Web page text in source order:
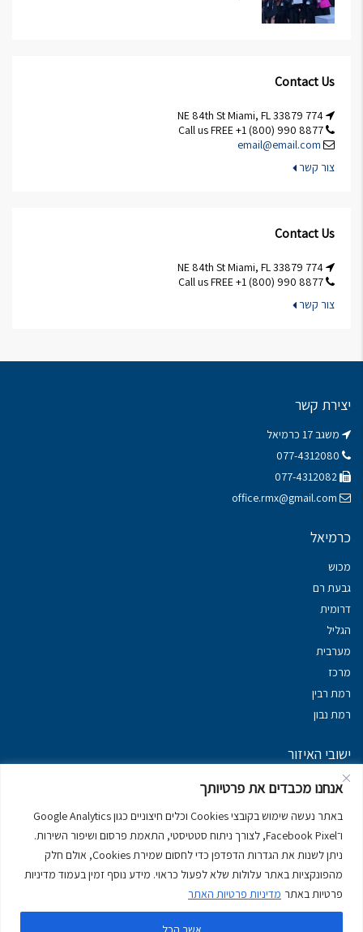
אנחנו מכבדים את פרטיותך
באתר נעשה שימוש בקובצי Cookies וכלים חיצוניים כגון Google Analytics
ו־Facebook Pixel, לצורך ניתוח סטטיסטי, התאמת פרסום ושיפור השירות.
ניתן לשנות את הגדרות הדפדפן כדי לחסום שמירת Cookies, אולם חלק
מהפונקציות באתר עלולות שלא לפעול כראוי. מידע נוסף זמין בעמוד מדיניות
פרטיות באתר מדיניות פרטיות האתר
Contact Us
email@email.com
צור קשר
Contact Us
צור קשר
יצירת קשר
משגב 17 כרמיאל
office.rmx@gmail.com
כרמיאל
מכוש
גבעת רם
דרומית
הגליל
מערבית
מרכז
רמת רבין
רמת נבון
ישובי האיזור
נכסים במשגב
מרום הגליל